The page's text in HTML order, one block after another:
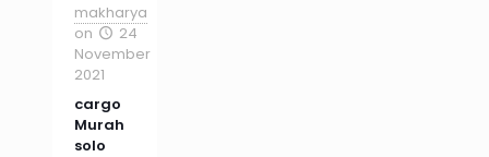
makharya
on
24
November
2021
cargo
Murah
solo